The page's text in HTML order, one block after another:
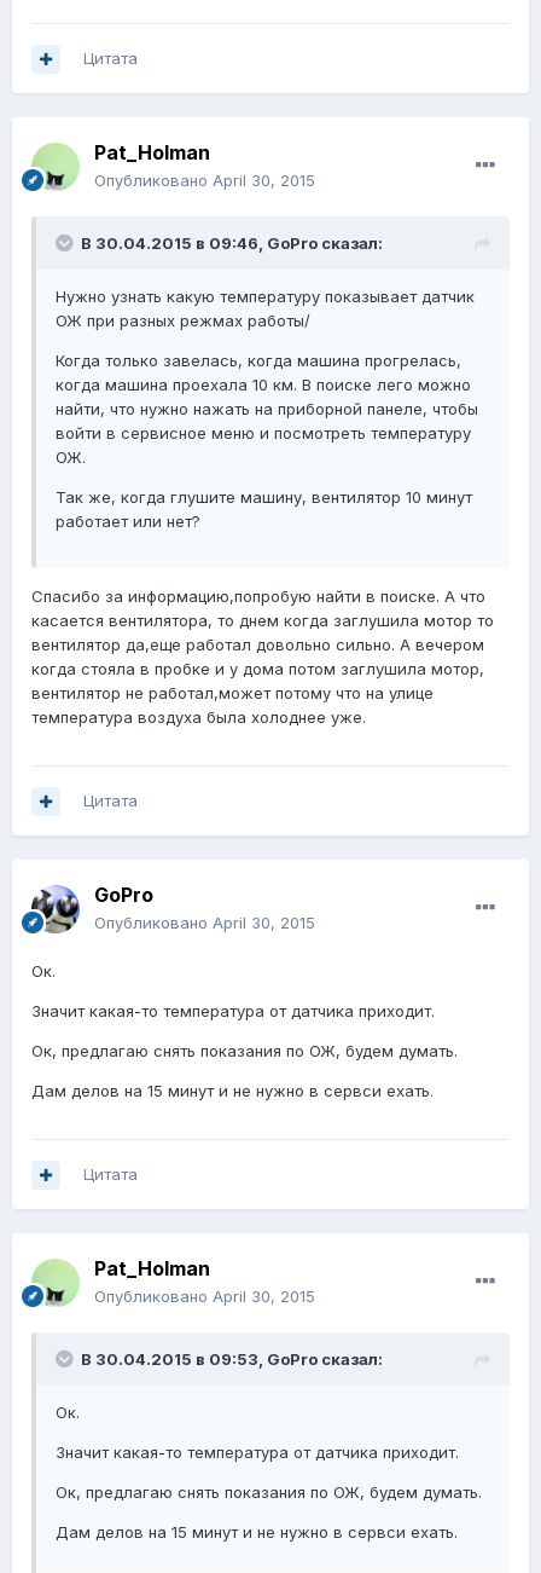
Цитата
Pat_Holman
Опубликовано April 30, 2015
В 30.04.2015 в 09:46, GoPro сказал:
Нужно узнать какую температуру показывает датчик
ОЖ при разных режмах работы/
Когда только завелась, когда машина прогрелась,
когда машина проехала 10 км. В поиске лего можно
найти, что нужно нажать на приборной панеле, чтобы
войти в сервисное меню и посмотреть температуру
ОЖ.
Так же, когда глушите машину, вентилятор 10 минут
работает или нет?
Спасибо за информацию,попробую найти в поиске. А что
касается вентилятора, то днем когда заглушила мотор то
вентилятор да,еще работал довольно сильно. А вечером
когда стояла в пробке и у дома потом заглушила мотор,
вентилятор не работал,может потому что на улице
температура воздуха была холоднее уже.
Цитата
GoPro
Опубликовано April 30, 2015
Ок.
Значит какая-то температура от датчика приходит.
Ок, предлагаю снять показания по ОЖ, будем думать.
Дам делов на 15 минут и не нужно в сервси ехать.
Цитата
Pat_Holman
Опубликовано April 30, 2015
В 30.04.2015 в 09:53, GoPro сказал:
Ок.
Значит какая-то температура от датчика приходит.
Ок, предлагаю снять показания по ОЖ, будем думать.
Дам делов на 15 минут и не нужно в сервси ехать.